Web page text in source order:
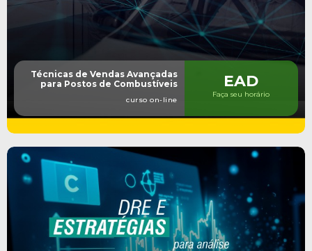
Técnicas de Vendas Avançadas
para Postos de Combustíveis
curso on-line
EAD
Faça seu horário